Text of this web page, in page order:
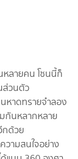
ลายคน โซนนี้ก็
ส่วนตัว
หาดทรายจำลอง
กันหลากหลาย
กด้วย
วามสนใจอย่าง